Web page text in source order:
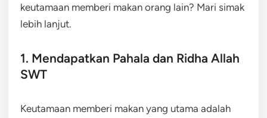
keutamaan memberi makan orang lain? Mari simak
lebih lanjut.
1. Mendapatkan Pahala dan Ridha Allah
SWT
Keutamaan memberi makan yang utama adalah